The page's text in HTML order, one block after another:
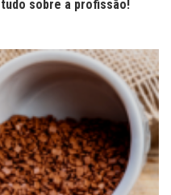
sobre a profissão!